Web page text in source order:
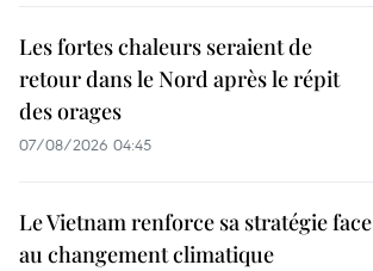
Les fortes chaleurs seraient de
retour dans le Nord après le répit
des orages
07/08/2026 04:45
Le Vietnam renforce sa stratégie face
au changement climatique